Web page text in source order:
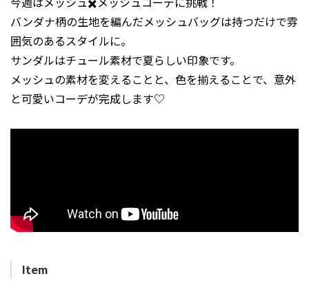
バンダナ柄の生地を編んだメッシュバッグは持つだけで雰
囲気のあるスタイルに。
サンダルはチュール素材で夏らしい印象です。
メッシュの素材を変えることと、色を揃えることで、意外
と可愛いコーデが完成します♡
Item